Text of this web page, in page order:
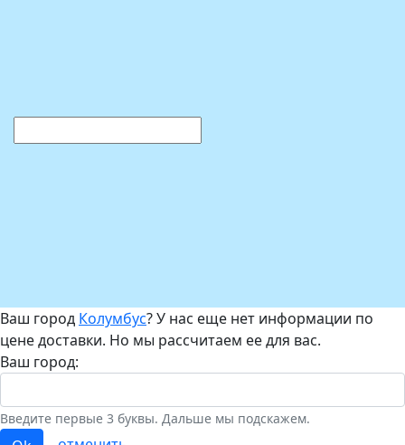
Ваш город Колумбус? У нас еще нет информации по
цене доставки. Но мы рассчитаем ее для вас.
Ваш город:
Введите первые 3 буквы. Дальше мы подскажем.